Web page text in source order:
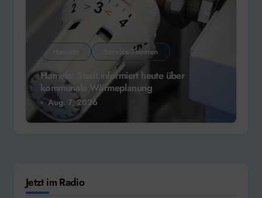
Service-Themen
Hameln: Stadt informiert heute über
kommunale Wärmeplanung
Aug. 7, 2026
Jetzt im Radio